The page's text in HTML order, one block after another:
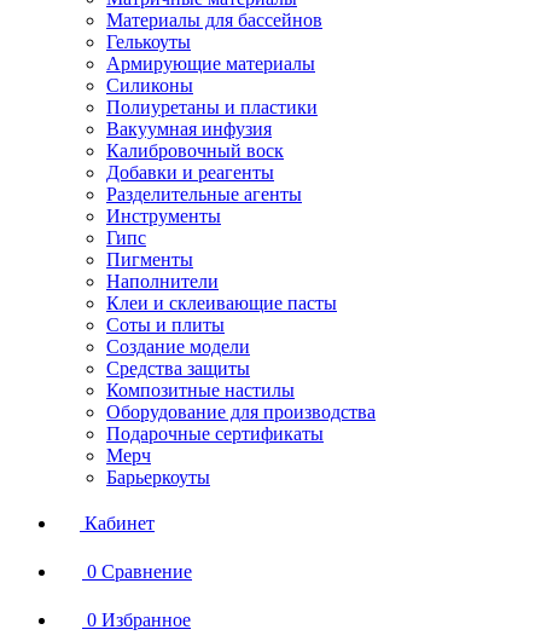
Материалы для бассейнов
Гелькоуты
Армирующие материалы
Силиконы
Полиуретаны и пластики
Вакуумная инфузия
Калибровочный воск
Добавки и реагенты
Разделительные агенты
Инструменты
Гипс
Пигменты
Наполнители
Клеи и склеивающие пасты
Соты и плиты
Создание модели
Средства защиты
Композитные настилы
Оборудование для производства
Подарочные сертификаты
Мерч
Барьеркоуты
Кабинет
0 Сравнение
0 Избранное